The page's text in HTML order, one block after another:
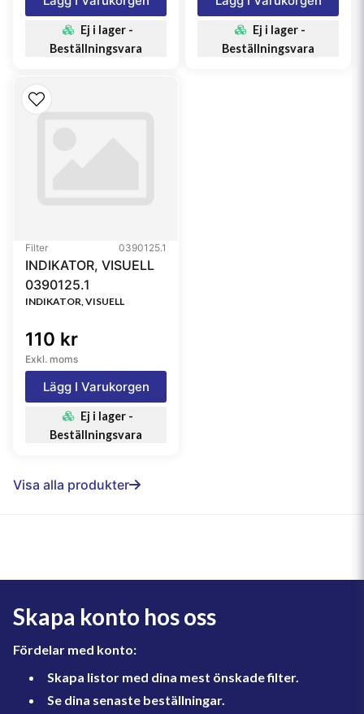
Ej i lager -
Beställningsvara
Ej i lager -
Beställningsvara
Filter 0390125.1
INDIKATOR, VISUELL
0390125.1
INDIKATOR, VISUELL
110 kr
Exkl. moms
Lägg I Varukorgen
Ej i lager -
Beställningsvara
Visa alla produkter
Skapa konto hos oss
Fördelar med konto:
Skapa listor med dina mest önskade filter.
Se dina senaste beställningar.